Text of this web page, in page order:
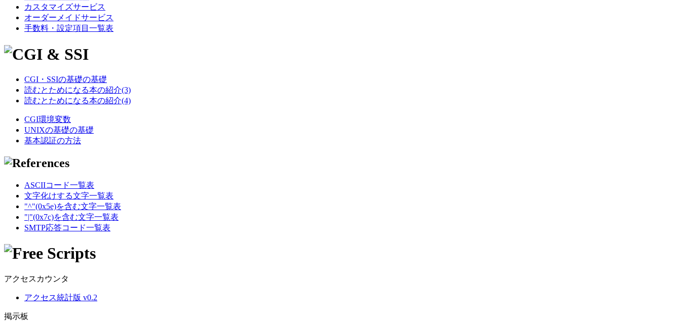
カスタマイズサービス
オーダーメイドサービス
手数料・設定項目一覧表
CGI・SSIの基礎の基礎
読むとためになる本の紹介(3)
読むとためになる本の紹介(4)
CGI環境変数
UNIXの基礎の基礎
基本認証の方法
ASCIIコード一覧表
文字化けする文字一覧表
"^"(0x5e)を含む文字一覧表
"|"(0x7c)を含む文字一覧表
SMTP応答コード一覧表
アクセスカウンタ
アクセス統計版 v0.2
掲示板